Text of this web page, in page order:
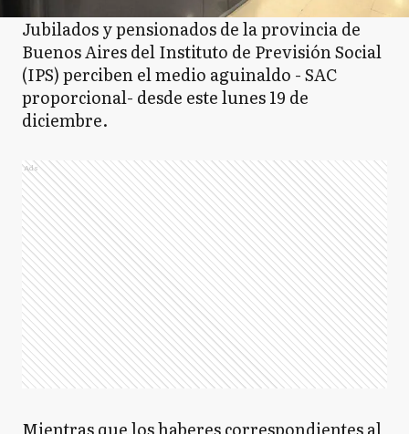
Jubilados y pensionados de la provincia de
Buenos Aires del Instituto de Previsión Social
(IPS) perciben el medio aguinaldo - SAC
proporcional- desde este lunes 19 de
diciembre.
Ads
Mientras que los haberes correspondientes al